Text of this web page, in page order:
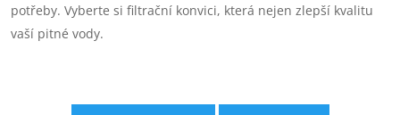
potřeby. Vyberte si filtrační konvici, která nejen zlepší kvalitu
vaší pitné vody.